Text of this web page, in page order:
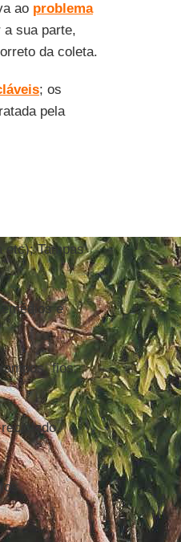
ao problema
sua parte,
da coleta.
; os
pela
etc); Tampas
e
fios,